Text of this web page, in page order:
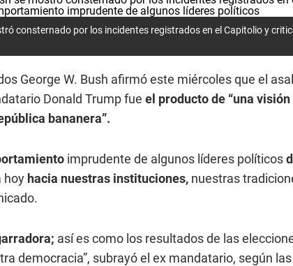
consternado por los incidentes registrados en el Capitolio y
George W. Bush afirmó este miércoles que el
Donald Trump fue el producto de “una
bananera”.
imprudente de algunos líderes políticos
hoy hacia nuestras instituciones, nuestras
así es como los resultados de las
democracia”, subrayó el ex mandatario, según